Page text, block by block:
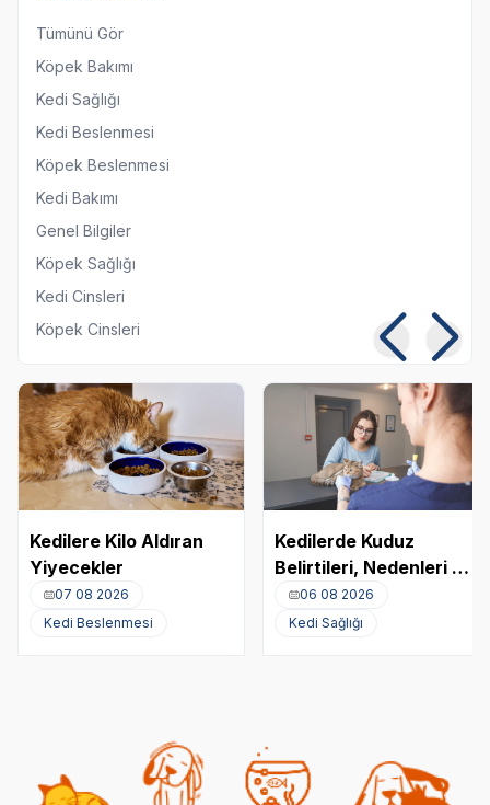
Tümünü Gör
Köpek Bakımı
Kedi Sağlığı
Kedi Beslenmesi
Köpek Beslenmesi
Kedi Bakımı
Genel Bilgiler
Köpek Sağlığı
Kedi Cinsleri
Köpek Cinsleri
Kedilere Kilo Aldıran
Yiyecekler
07 08 2026
Kedi Beslenmesi
Kedilerde Kuduz
Belirtileri, Nedenleri ve
Tedavi Yöntemleri
06 08 2026
Kedi Sağlığı